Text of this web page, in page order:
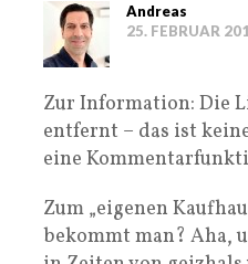
Andreas
25. FEBRUAR
Zur Information: Die
entfernt – das ist
eine
Zum „eigenen
bekommt man? Aha,